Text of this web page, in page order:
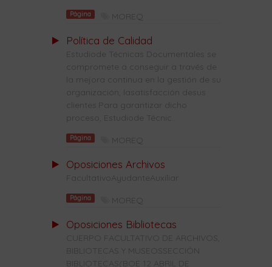
Página MOREQ
Política de Calidad
Estudiode Técnicas Documentales se
compromete a conseguir a través de
la mejora continua en la gestión de su
organización, lasatisfacción desus
clientes.Para garantizar dicho
proceso, Estudiode Técnic...
Página MOREQ
Oposiciones Archivos
FacultativoAyudanteAuxiliar
Página MOREQ
Oposiciones Bibliotecas
CUERPO FACULTATIVO DE ARCHIVOS,
BIBLIOTECAS Y MUSEOSSECCIÓN
BIBLIOTECAS(BOE 12 ABRIL DE